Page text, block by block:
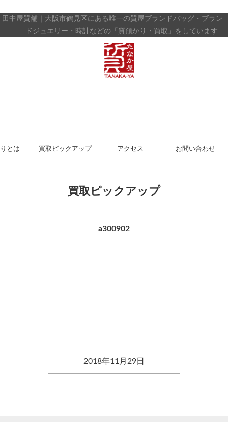
田中屋質舗｜大阪市鶴見区にある唯一の質屋ブランドバッグ・ブラン
ドジュエリー・時計などの「質預かり・買取」をしています
とは 買取ピックアップ アクセス お問い合わせ
買取ピックアップ
a300902
2018年11月29日